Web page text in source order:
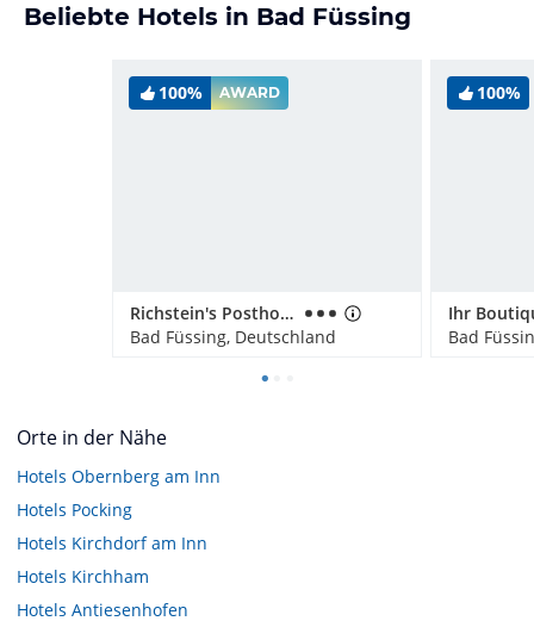
Beliebte Hotels in Bad Füssing
100% AWARD
Richstein's Posthotel
Bad Füssing, Deutschland
100%
Bad
Orte in der Nähe
Hotels Obernberg am Inn
Hotels Pocking
Hotels Kirchdorf am Inn
Hotels Kirchham
Hotels Antiesenhofen